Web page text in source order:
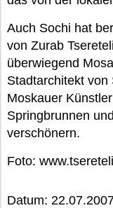
Auch Sochi hat
von Zurab
überwiegend
Stadtarchitekt von
Moskauer
Springbrunnen
verschönern.
Foto:
Datum: